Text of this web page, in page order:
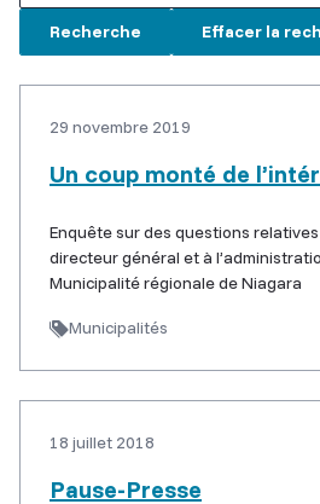
29 novembre 2019
Un coup monté de
Enquête sur des questions relatives
directeur général et à
Municipalité régionale de Niagara
Municipalités
18 juillet 2018
Pause-Presse